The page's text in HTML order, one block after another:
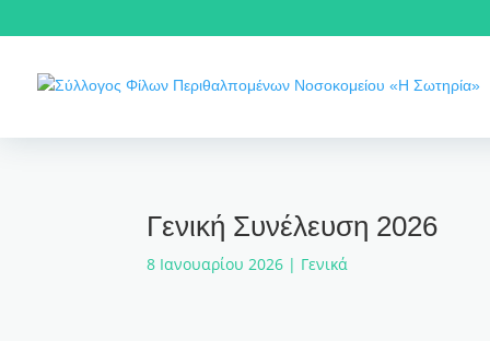
Γενική Συνέλευση 2026
8 Ιανουαρίου 2026 | Γενικά